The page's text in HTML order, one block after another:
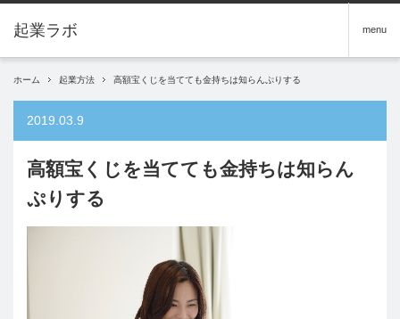
menu
ホーム 起業方法 高額宝くじを当てても金持ちは知らんぷりする
2019.03.9
高額宝くじを当てても金持ちは知らん
ぷりする